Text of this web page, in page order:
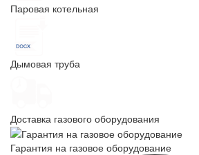
Паровая котельная
Дымовая труба
Доставка газового оборудования
Гарантия на газовое оборудование